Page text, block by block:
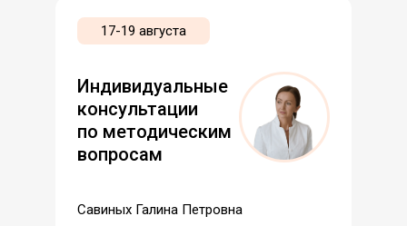
Савиных Галина Петровна
Индивидуальные
консультации
по методическим
вопросам
17-19 августа